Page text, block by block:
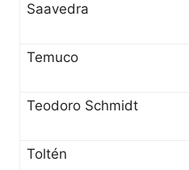
Saavedra
Temuco
Teodoro Schmidt
Toltén